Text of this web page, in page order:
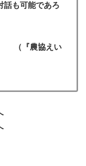
話も可能であろ
えい